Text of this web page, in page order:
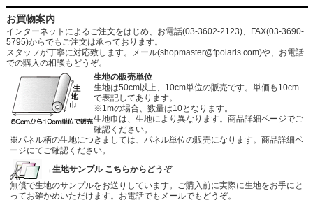
お買物案内
インターネットによるご注文をはじめ、お電話(03-3602-2123)、FAX(03-3690-
5795)からでもご注文は承っております。
スタッフが丁寧に対応致します。メール(shopmaster@fpolaris.com)や、お電話
での購入の相談もどうぞ。
生地の販売単位
生地は50cm以上、10cm単位の販売です。単価も10cm
で表記してあります。
※1mの場合、数量は10となります。
生地巾は、生地により異なります。商品詳細ページでご
確認ください。
※パネル柄の生地につきましては、パネル単位の販売になります。商品詳細ペ
ージにてご確認ください。
→生地サンプル こちらからどうぞ
無償で生地のサンプルをお送りしています。ご購入前に実際に生地をお手にと
ってお確かめいただけます。お電話でもメールでもどうぞ。